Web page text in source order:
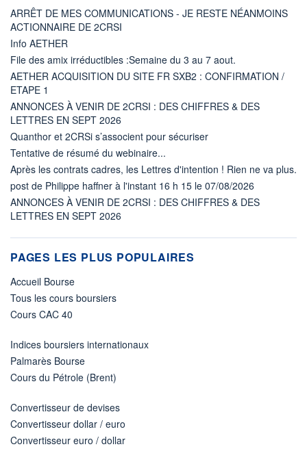
ARRÊT DE MES COMMUNICATIONS - JE RESTE NÉANMOINS
ACTIONNAIRE DE 2CRSI
Info AETHER
File des amix irréductibles :Semaine du 3 au 7 aout.
AETHER ACQUISITION DU SITE FR SXB2 : CONFIRMATION /
ETAPE 1
ANNONCES À VENIR DE 2CRSI : DES CHIFFRES & DES
LETTRES EN SEPT 2026
Quanthor et 2CRSi s’associent pour sécuriser
Tentative de résumé du webinaire...
Après les contrats cadres, les Lettres d'intention ! Rien ne va plus.
post de Philippe haffner à l'instant 16 h 15 le 07/08/2026
ANNONCES À VENIR DE 2CRSI : DES CHIFFRES & DES
LETTRES EN SEPT 2026
PAGES LES PLUS POPULAIRES
Accueil Bourse
Tous les cours boursiers
Cours CAC 40
Indices boursiers internationaux
Palmarès Bourse
Cours du Pétrole (Brent)
Convertisseur de devises
Convertisseur dollar / euro
Convertisseur euro / dollar